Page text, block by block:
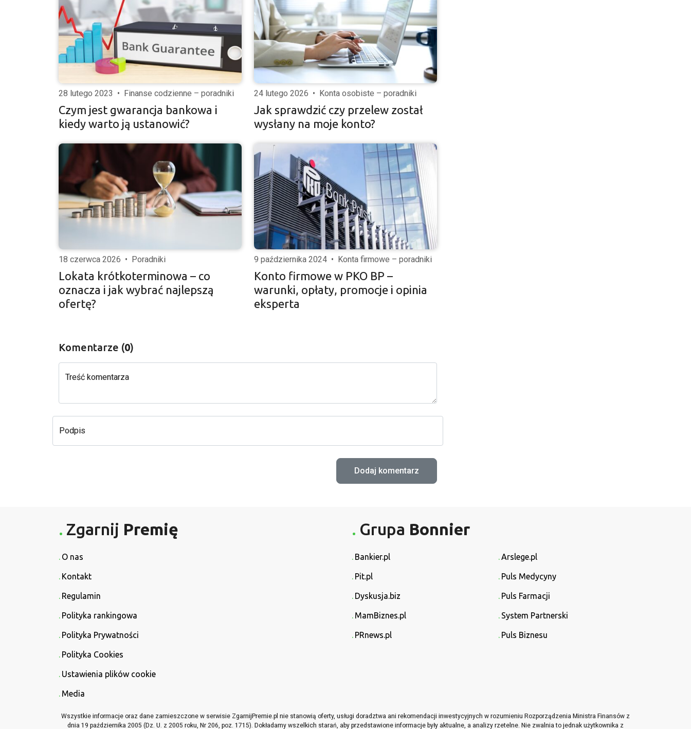
28 lutego 2023 • Finanse codzienne – poradniki
Czym jest gwarancja bankowa i
kiedy warto ją ustanowić?
24 lutego 2026 • Konta osobiste – poradniki
Jak sprawdzić czy przelew został
wysłany na moje konto?
18 czerwca 2026 • Poradniki
Lokata krótkoterminowa – co
oznacza i jak wybrać najlepszą
ofertę?
9 października 2024 • Konta firmowe – poradniki
Konto firmowe w PKO BP –
warunki, opłaty, promocje i opinia
eksperta
Komentarze (0)
Treść komentarza
Podpis
Zgarnij Premię
O nas
Kontakt
Regulamin
Polityka rankingowa
Polityka Prywatności
Polityka Cookies
Ustawienia plików cookie
Media
Grupa Bonnier
Bankier.pl
Pit.pl
Dyskusja.biz
MamBiznes.pl
PRnews.pl
Arslege.pl
Puls Medycyny
Puls Farmacji
System Partnerski
Puls Biznesu
Wszystkie informacje oraz dane zamieszczone w serwisie ZgarnijPremie.pl nie stanowią oferty, usługi doradztwa ani rekomendacji inwestycyjnych w rozumieniu Rozporządzenia Ministra Finansów z
dnia 19 października 2005 (Dz. U. z 2005 roku, Nr 206, poz. 1715). Dokładamy wszelkich starań, aby przedstawione informacje były aktualne, a analizy rzetelne. Nie zwalnia to jednak użytkownika z